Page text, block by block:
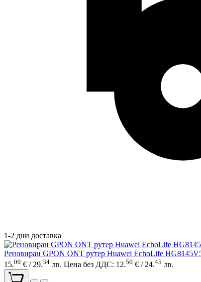
1-2 дни доставка
Реновиран GPON ONT рутер Huawei EchoLife
15.00 € / 29.34 лв. Цена без ДДС: 12.50 € / 24.45 лв.